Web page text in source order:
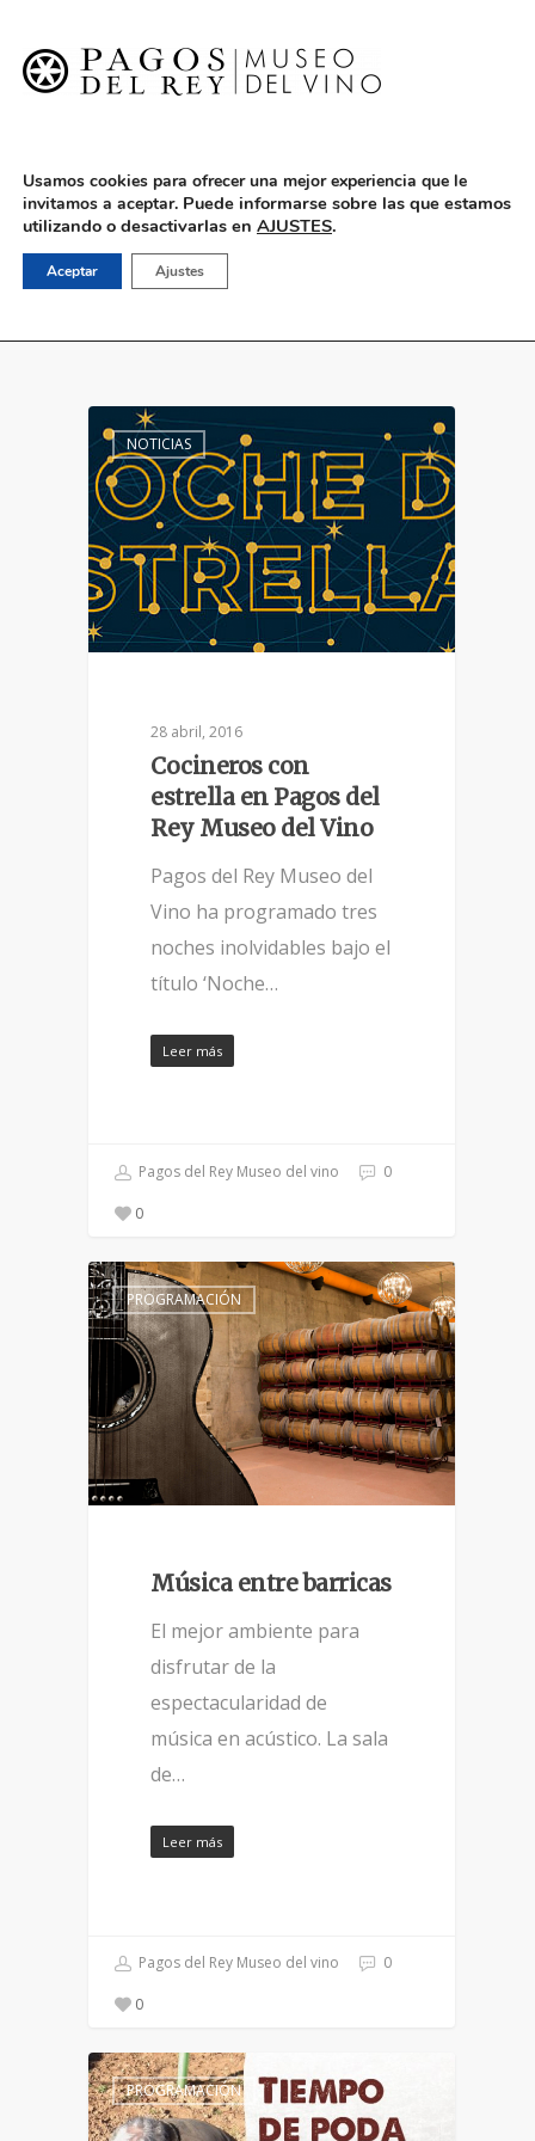
English
abril 2016
NOTICIAS
28 abril, 2016
Cocineros con
estrella en Pagos del
Rey Museo del Vino
Pagos del Rey Museo del
Vino ha programado tres
noches inolvidables bajo el
título ‘Noche…
Leer más
Pagos del Rey Museo del vino 0
0
PROGRAMACIÓN
Música entre barricas
El mejor ambiente para
disfrutar de la
espectacularidad de
música en acústico. La sala
de…
Leer más
Pagos del Rey Museo del vino 0
0
PROGRAMACIÓN
Usamos cookies para ofrecer una mejor experiencia que le
invitamos a aceptar. Puede informarse sobre las que estamos
utilizando o desactivarlas en AJUSTES.
Aceptar Ajustes